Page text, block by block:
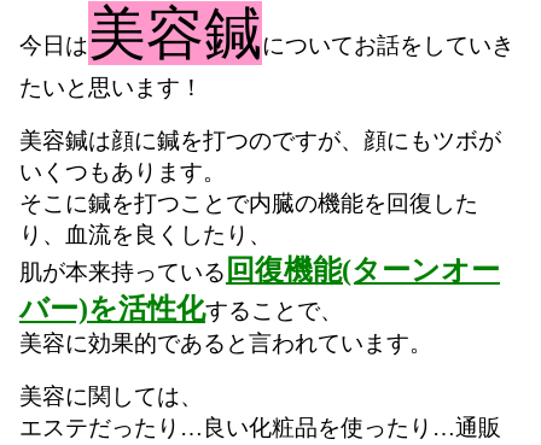
今日は美容鍼についてお話をしていき
たいと思います！
美容鍼は顔に鍼を打つのですが、顔にもツボが
いくつもあります。
そこに鍼を打つことで内臓の機能を回復した
り、血流を良くしたり、
肌が本来持っている 回復機能(ターンオー
バー)を活性化することで、
美容に効果的であると言われています。
美容に関しては、
エステだったり…良い化粧品を使ったり…通販